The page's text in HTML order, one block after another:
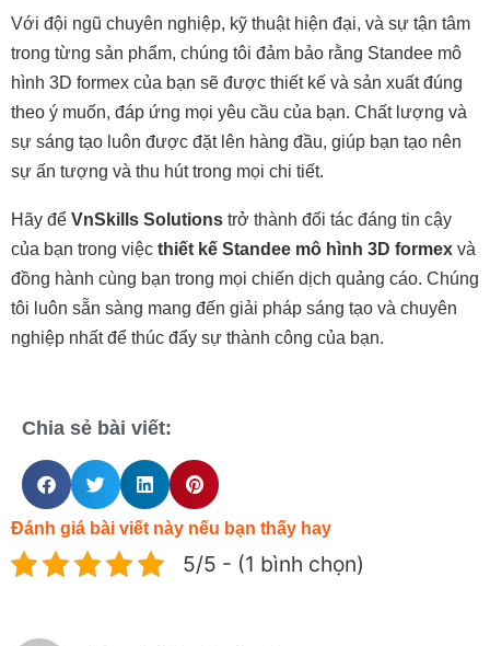
Với đội ngũ chuyên nghiệp, kỹ thuật hiện đại, và sự tận tâm
trong từng sản phẩm, chúng tôi đảm bảo rằng Standee mô
hình 3D formex của bạn sẽ được thiết kế và sản xuất đúng
theo ý muốn, đáp ứng mọi yêu cầu của bạn. Chất lượng và
sự sáng tạo luôn được đặt lên hàng đầu, giúp bạn tạo nên
sự ấn tượng và thu hút trong mọi chi tiết.
Hãy để VnSkills Solutions trở thành đối tác đáng tin cậy
của bạn trong việc thiết kế Standee mô hình 3D formex và
đồng hành cùng bạn trong mọi chiến dịch quảng cáo. Chúng
tôi luôn sẵn sàng mang đến giải pháp sáng tạo và chuyên
nghiệp nhất để thúc đẩy sự thành công của bạn.
Chia sẻ bài viết:
Đánh giá bài viết này nếu bạn thấy hay
5/5 - (1 bình chọn)